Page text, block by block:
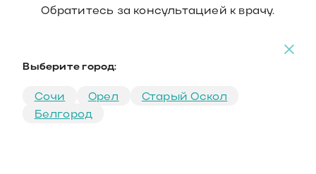
Обратитесь за консультацией к врачу.
Выберите город:
Сочи Орел
Старый Оскол
Белгород